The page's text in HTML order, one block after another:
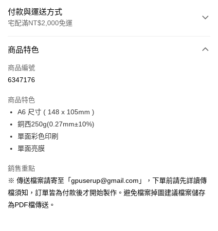
付款與運送方式
宅配滿NT$2,000免運
信用卡一次付款
超商取貨付款
運送方式
全家取貨付款
每筆NT$70
7-11取貨付款
宅配
每筆NT$200，滿NT$2,000(含以上)免運費
便利袋
商品特色
商品編號
6347176
商品特色
A6 尺寸 ( 148 x 105mm )
銅西250g(0.27mm±10%)
單面彩色印刷
單面亮膜
銷售重點
※ 傳送檔案請寄至「gpuserup@gmail.com」，下單前請先詳讀傳
檔須知，訂單皆為付款後才開始製作。避免檔案掉圖建議檔案儲存
為PDF檔傳送。